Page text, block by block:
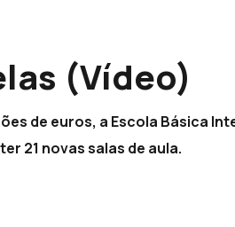
(Vídeo)
de euros, a Escola Básica
21 novas salas de aula.